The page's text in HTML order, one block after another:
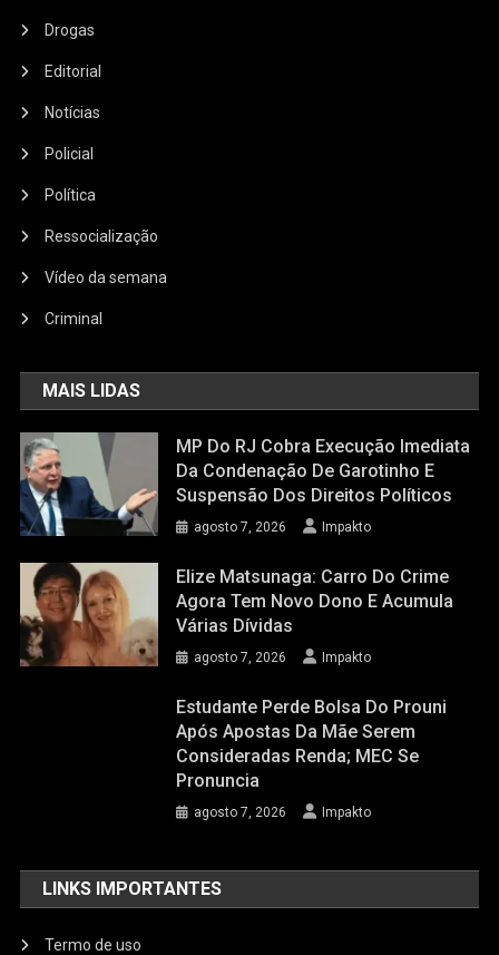
Drogas
Editorial
Notícias
Policial
Política
Ressocialização
Vídeo da semana
Criminal
MAIS LIDAS
MP Do RJ Cobra Execução Imediata
Da Condenação De Garotinho E
Suspensão Dos Direitos Políticos
agosto 7, 2026 Impakto
Elize Matsunaga: Carro Do Crime
Agora Tem Novo Dono E Acumula
Várias Dívidas
agosto 7, 2026 Impakto
Estudante Perde Bolsa Do Prouni
Após Apostas Da Mãe Serem
Consideradas Renda; MEC Se
Pronuncia
agosto 7, 2026 Impakto
LINKS IMPORTANTES
Termo de uso